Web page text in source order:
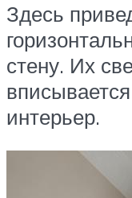
Здесь
стену. Их
интерьер.